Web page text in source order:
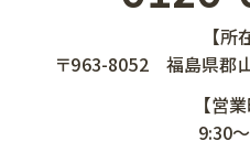
【所
〒963-8052
福島県郡
【営
9:30